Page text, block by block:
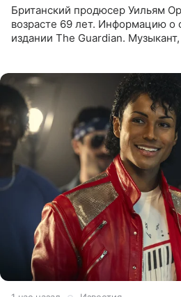
Британский продюсер Уильям
возрасте 69 лет. Информацию о
издании The Guardian.